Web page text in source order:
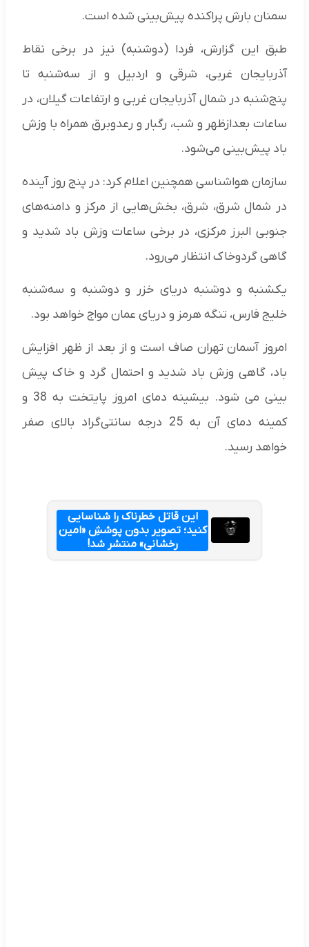
سمنان بارش پراکنده پیش‌بینی شده است.
طبق این گزارش، فردا (دوشنبه) نیز در برخی نقاط
آذربایجان غربی، شرقی و اردبیل و از سه‌شنبه تا
پنج‌شنبه در شمال آذربایجان غربی و ارتفاعات گیلان، در
ساعات بعدازظهر و شب، رگبار و رعدوبرق همراه با وزش
باد پیش‌بینی می‌شود.
سازمان هواشناسی همچنین اعلام کرد: در پنج روز آینده
در شمال شرق، شرق، بخش‌هایی از مرکز و دامنه‌های
جنوبی البرز مرکزی، در برخی ساعات وزش باد شدید و
گاهی گردوخاک انتظار می‌رود.
یکشنبه و دوشنبه دریای خزر و دوشنبه و سه‌شنبه
خلیج فارس، تنگه هرمز و دریای عمان مواج خواهد بود.
امروز آسمان تهران صاف است و از بعد از ظهر افزایش
باد، گاهی وزش باد شدید و احتمال گرد و خاک پیش
بینی می شود. بیشینه دمای امروز پایتخت به 38 و
کمینه دمای آن به 25 درجه سانتی‌گراد بالای صفر
خواهد رسید.
این قاتل خطرناک را شناسایی
کنید؛ تصویر بدون پوششِ «امین
رخشانی» منتشر شد!